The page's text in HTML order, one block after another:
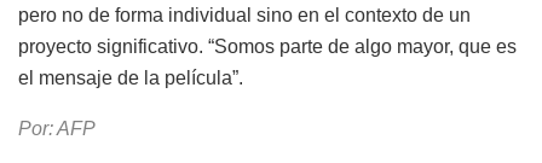
pero no de forma individual sino en el contexto de un
proyecto significativo. “Somos parte de algo mayor, que es
el mensaje de la película”.
Por: AFP